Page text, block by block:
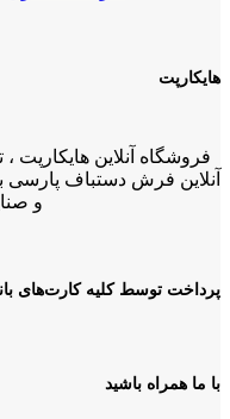
هایکارپت
فروشگاه آنلاین
آنلاین فرش دستباف
و
پرداخت توسط کلیه کارت‌های
با ما همراه باشید